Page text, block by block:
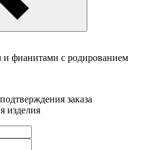
и фианитами с родированием
заказа
изделия